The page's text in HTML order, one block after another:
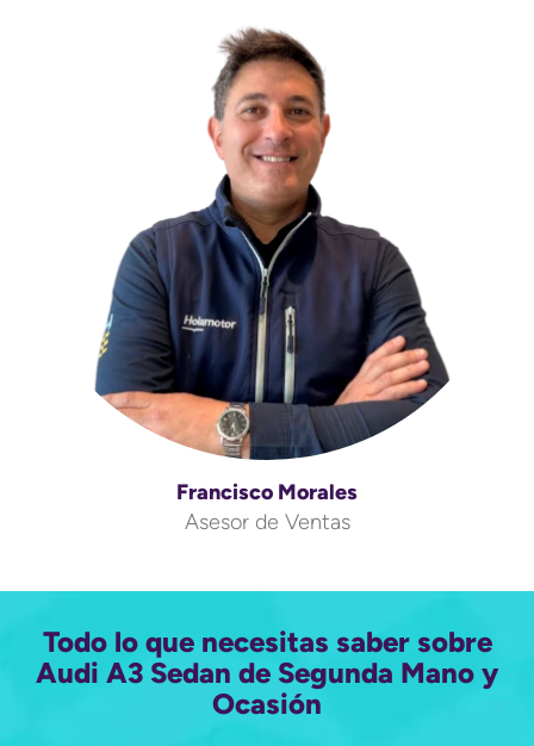
Francisco Morales
Asesor de Ventas
Todo lo que necesitas saber sobre
Audi A3 Sedan de Segunda Mano y
Ocasión